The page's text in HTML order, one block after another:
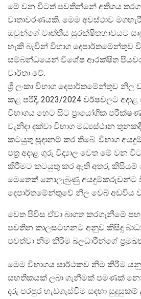
මේ වන විටත් පවතින්නේ අතිශය
වාතාවරණයකි. මෙම අවස්ථාව
ඔවුන්ගේ වෘත්තීය සුරක්ෂිතභාවයට
හැකි බැවින් විභාග දෙපාර්තමේන්තුව
සම්බන්ධයෙන් විශේෂ ආරක්ෂිත
වාර්තා වේ.
ශ් රී ලංකා විභාග දෙපාර්තමේන්තුව
කළ පරිදි, 2023/2024 වර්ෂවලට
විභාගය හෙට සිට ප්රායෝගික
වැනිදා දක්වා විභාග මධ්යස්ථාන
කටයුතු සූදානම් කර තිබේ. විභාග
පත් ර අදාළ ගුරු විද්යාල වෙත මේ වන
කිරීමට කටයුතු කර ඇති අතර,
මෙතෙක් නොලැබුණු අයදුම්කරුවන්ට
දෙපාර්තමේන්තුවේ නිල වෙබ් අඩවිය
වෙත පිවිස ඒවා බාගත කරගැනීමේ
පවතින කාලසටහනට අනුව කිසිදු
පවත්වා නිම කිරීම බලධාරීන්ගේ ප්
මෙම විභාගය සාර්ථකව නිම කිරීම
සහතිකයක් ලබා ගැනීමක් පමණක්
දරු පරපුර හැඩගැස්වීම සඳහා